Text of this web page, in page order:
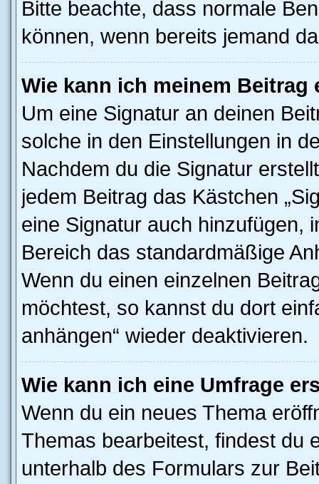
Bitte beachte, dass normale
können, wenn bereits jemand
Wie kann ich meinem
Um eine Signatur an deinen
solche in den Einstellungen in
Nachdem du die Signatur
jedem Beitrag das Kästchen
eine Signatur auch hinzufügen,
Bereich das standardmäßige
Wenn du einen einzelnen
möchtest, so kannst du dort
anhängen“ wieder deaktivieren.
Wie kann ich eine Umfrage
Wenn du ein neues Thema
Themas bearbeitest, findest du
unterhalb des Formulars zur